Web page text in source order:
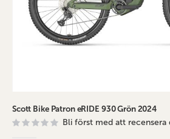
till
början
Scott Bike Patron eRIDE 930 Grön 2024
Bli först med att recensera